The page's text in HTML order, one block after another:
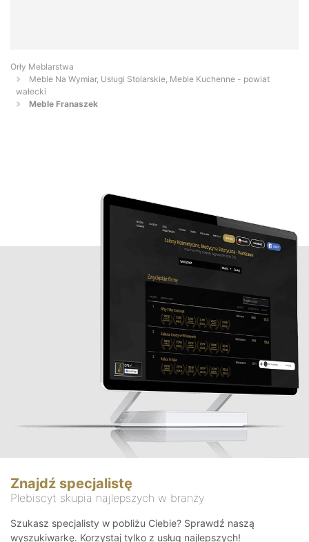
Orły Meblarstwa
Meble Na Wymiar, Usługi Stolarskie, Meble Kuchenne - powiat
wałecki
Meble Franaszek
Znajdź specjalistę
Plebiscyt skupia najlepszych w branży
Szukasz specjalisty w pobliżu Ciebie? Sprawdź naszą
wyszukiwarkę. Korzystaj tylko z usług najlepszych!